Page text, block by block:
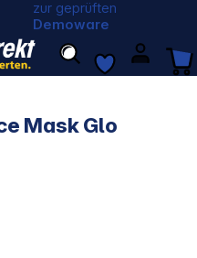
zur geprüften
Demoware
Mask Glo